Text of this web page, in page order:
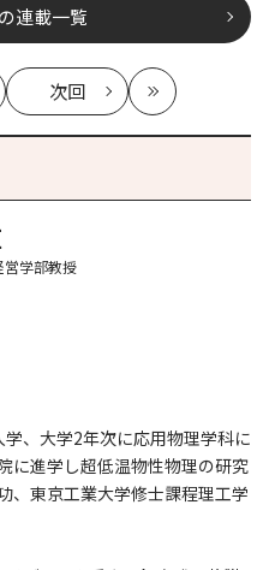
連載一覧
次回
記
最
新
営学部教授
、大学2年次に応用物理学科に
に進学し超低温物性物理の研究
、東京工業大学修士課程理工学